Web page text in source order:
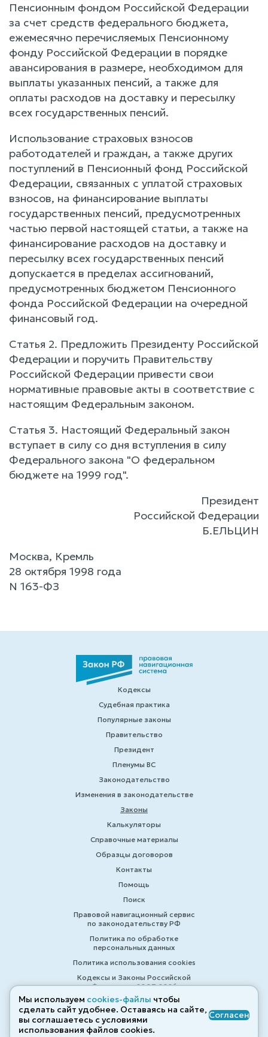
Пенсионным фондом Российской Федерации
за счет средств федерального бюджета,
ежемесячно перечисляемых Пенсионному
фонду Российской Федерации в порядке
авансирования в размере, необходимом для
выплаты указанных пенсий, а также для
оплаты расходов на доставку и пересылку
всех государственных пенсий.
Использование страховых взносов
работодателей и граждан, а также других
поступлений в Пенсионный фонд Российской
Федерации, связанных с уплатой страховых
взносов, на финансирование выплаты
государственных пенсий, предусмотренных
частью первой настоящей статьи, а также на
финансирование расходов на доставку и
пересылку всех государственных пенсий
допускается в пределах ассигнований,
предусмотренных бюджетом Пенсионного
фонда Российской Федерации на очередной
финансовый год.
Статья 2. Предложить Президенту Российской
Федерации и поручить Правительству
Российской Федерации привести свои
нормативные правовые акты в соответствие с
настоящим Федеральным законом.
Статья 3. Настоящий Федеральный закон
вступает в силу со дня вступления в силу
Федерального закона "О федеральном
бюджете на 1999 год".
Президент
Российской Федерации
Б.ЕЛЬЦИН
Москва, Кремль
28 октября 1998 года
N 163-ФЗ
Кодексы
Судебная практика
Популярные законы
Правительство
Президент
Пленумы ВС
Законодательство
Изменения в законодательстве
Законы
Калькуляторы
Справочные материалы
Образцы договоров
Контакты
Помощь
Поиск
Правовой навигационный сервис
по законодательству РФ
Политика по обработке
персональных данных
Политика использования cookies
Кодексы и Законы Российской
Федерации 2007-2026
© ZAKONRF.INFO
Мы используем cookies-файлы чтобы
сделать сайт удобнее. Оставаясь на сайте,
вы соглашаетесь с условиями
использования файлов cооkies.
Согласен